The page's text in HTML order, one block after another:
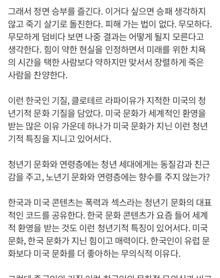
그래서 정면 승부를 즐긴다. 이거다 싶으면 승패 생각하지
않고 죽기 살기로 돌진한다. 피해 가는 법이 없다. 무모하다.
무모하게 덤비다 보면 나중 결과는 어떻게 될지 모른다고
생각한다. 힘이 약한 현실을 인정하면서 미래를 위한 치욕
의 시간을 택한 사람보다 약하지만 맞서서 장렬하게 죽은
사람을 찬양한다.
이런 한국인 기질, 클로테르 라파이유가 지적한 미국의 청
년기적 문화 기질을 담았다. 미국 문화가 세계적인 환영을
받는 많은 이유 가운데 하나가 미국 문화가 지닌 이런 청년
기적 특징을 지니고 있어서다.
청년기 문화와 연령층에는 청년 세대에게는 동질감과 친근
감을 주고, 노년기 문화와 연령층에는 향수를 주지 않는가?
한국과 미국 콘텐츠는 폭력과 섹스라는 청년기 문화의 대표
적인 코드를 공유한다. 한국 문화 콘텐츠가 요즘 들어 세계
적 환영을 받는 것도 이런 청년기적 특징이 있어서다. 미국
문화, 한국 문화가 지닌 힘이고 매력이다. 한국인이 유럽 문
화보다 미국 문화를 더 좋아하는 무의식적 이유다.